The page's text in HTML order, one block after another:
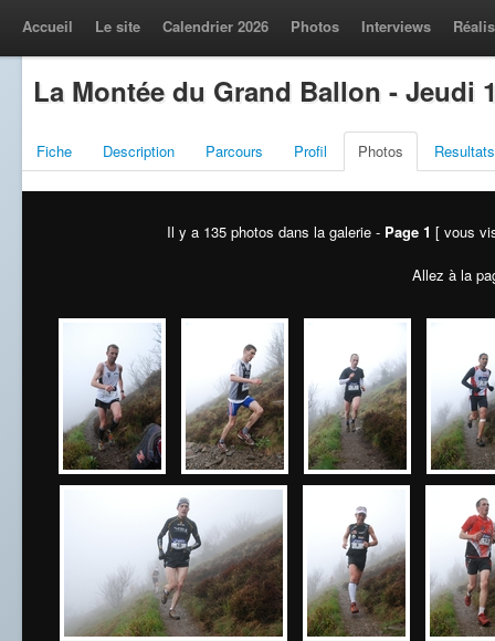
Accueil Le site Calendrier 2026 Photos Interviews
La Montée du Grand Ballon - Jeudi
Fiche Description Parcours Profil Photos Resultats
Il y a 135 photos dans la galerie - Page 1 [ vous
Allez à la